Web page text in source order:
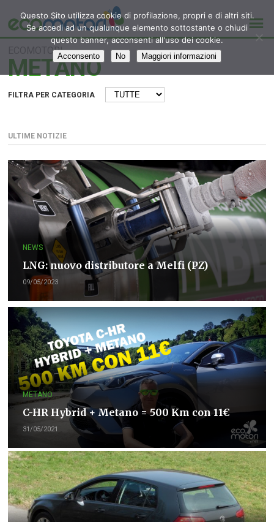
ECOMOTORI
METANO
FILTRA PER CATEGORIA
ULTIME NOTIZIE
NEWS
LNG: nuovo distributore a Melfi (PZ)
09/05/2023
METANO
C-HR Hybrid + Metano = 500 Km con 11€
31/05/2021
Questo Sito utilizza cookie di profilazione, propri e di altri siti.
Se accedi ad un qualunque elemento sottostante o chiudi
questo banner, acconsenti all'uso dei cookie.
Acconsento No Maggiori informazioni